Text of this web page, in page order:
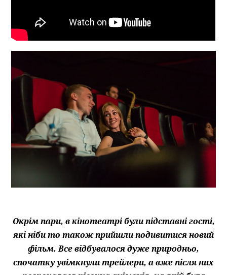
Окрім пари, в кінотеатрі були підставні гості,
які ніби то також прийшли подивитися новий
фільм. Все відбувалося дуже природньо,
спочатку увімкнули трейлери, а вже після них